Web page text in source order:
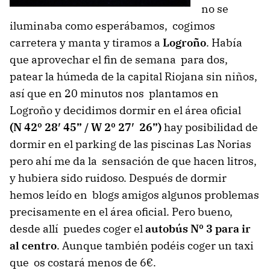
no se
iluminaba como esperábamos, cogimos
carretera y manta y tiramos a Logroño. Había
que aprovechar el fin de semana para dos,
patear la húmeda de la capital Riojana sin niños,
así que en 20 minutos nos plantamos en
Logroño y decidimos dormir en el área oficial
(N 42º 28′ 45” / W 2º 27′ 26”)hay posibilidad de
dormir en el parking de las piscinas Las Norias
pero ahí me da la sensación de que hacen litros,
y hubiera sido ruidoso. Después de dormir
hemos leído en blogs amigos algunos problemas
precisamente en el área oficial. Pero bueno,
desde allí puedes coger elautobús Nº 3 para ir
al centro. Aunque también podéis coger un taxi
que os costará menos de 6€.